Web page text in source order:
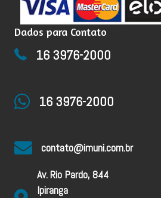
Dados para Contato
16 3976-2000
16 3976-2000
contato@imuni.com.br
Av. Rio Pardo, 844
Ipiranga